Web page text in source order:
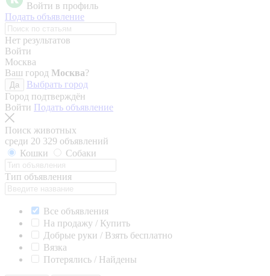
Войти в профиль
Подать объявление
Нет результатов
Войти
Москва
Ваш город Москва?
Да
Выбрать город
Город подтверждён
Войти Подать объявление
Поиск животных
среди 20 329 объявлений
Кошки
Собаки
Тип объявления
Все объявления
На продажу / Купить
Добрые руки / Взять бесплатно
Вязка
Потерялись / Найдены